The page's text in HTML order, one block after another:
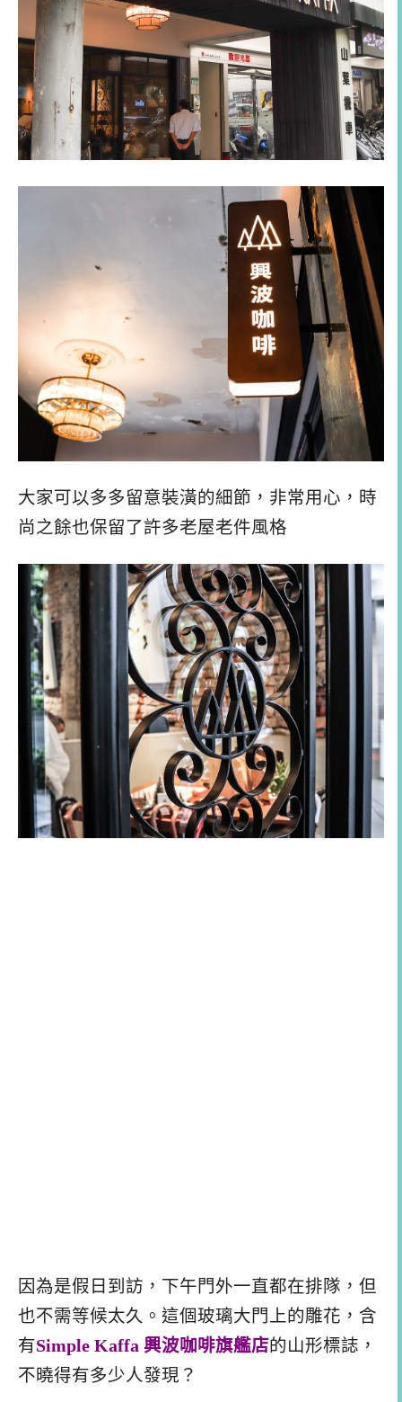
大家可以多多留意裝潢的細節，非常用心，時
尚之餘也保留了許多老屋老件風格
因為是假日到訪，下午門外一直都在排隊，但
也不需等候太久。這個玻璃大門上的雕花，含
有Simple Kaffa 興波咖啡旗艦店的山形標誌，
不曉得有多少人發現？